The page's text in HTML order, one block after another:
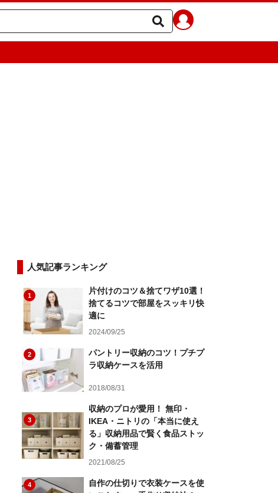
人気記事ランキング
1
片付けのコツ＆捨てワザ10選！
捨てるコツで部屋をスッキリ快
適に
2024/09/25
2
パントリー収納のコツ！プチプ
ラ収納ケースを活用
2018/08/31
3
収納のプロが愛用！ 無印・
IKEA・ニトリの「本当に使え
る」収納用品で賢く食品ストッ
ク・備蓄管理
2021/08/25
4
自作の仕切りで衣装ケースを使